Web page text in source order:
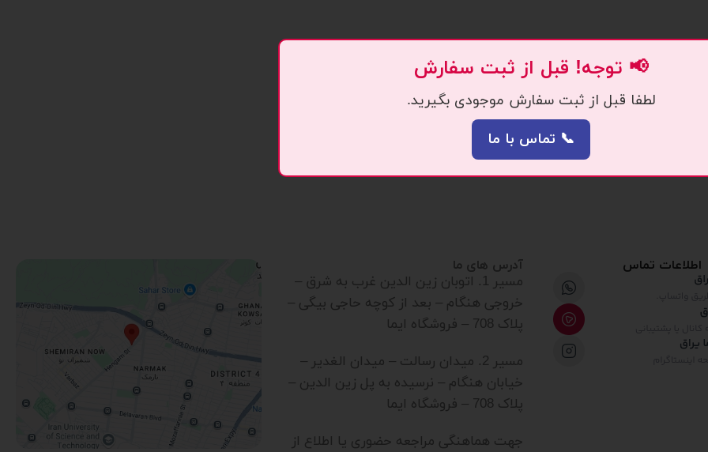
اطلاعات تماس آدرس های ما
مسیر 1. اتوبان زین الدین غرب به شرق –
خروجی هنگام – بعد از کوچه حاجی بیگی –
پلاک 708 – فروشگاه ایما
مسیر 2. میدان رسالت – میدان الغدیر –
خیابان هنگام – نرسیده به پل زین الدین –
پلاک 708 – فروشگاه ایما
جهت هماهنگی مراجعه حضوری یا اطلاع از
📢 توجه! قبل از ثبت سفارش
لطفا قبل از ثبت سفارش موجودی بگیرید.
📞 تماس با ما